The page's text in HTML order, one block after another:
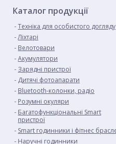
Каталог продукції
Техніка для особистого догляду
Ліхтарі
Велотовари
Акумулятори
Зарядні пристрої
Дитячі фотоапарати
Bluetooth-колонки, радіо
Розумні окуляри
Багатофункціональні Smart
пристрої
Smart годинники і фітнес
Наручні годинники